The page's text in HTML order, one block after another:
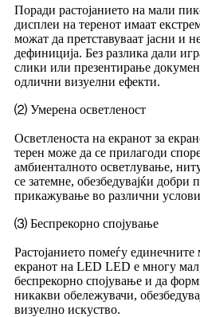
Поради растојанието на мали
дисплеи на теренот имаат
можат да претставуваат јасни и
дефиниција. Без разлика дали
слики или презентирање
одлични визуелни ефекти.
⑵ Умерена осветленост
Осветленоста на екранот за
терен може да се прилагоди
амбиенталното осветлување,
се затемне, обезбедувајќи добри
прикажување во различни
⑶ Беспрекорно спојување
Растојанието помеѓу единечните
екранот на LED LED е многу
беспрекорно спојување и да
никакви обележувачи,
визуелно искуство.